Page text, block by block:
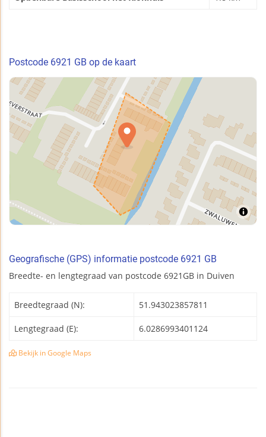
Postcode 6921 GB op de kaart
Geografische (GPS) informatie postcode 6921 GB
Breedte- en lengtegraad van postcode 6921GB in Duiven
Breedtegraad (N): 51.943023857811
Lengtegraad (E): 6.0286993401124
Bekijk in Google Maps